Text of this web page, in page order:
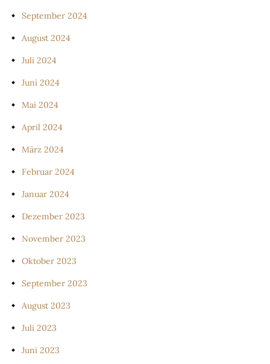
September 2024
August 2024
Juli 2024
Juni 2024
Mai 2024
April 2024
März 2024
Februar 2024
Januar 2024
Dezember 2023
November 2023
Oktober 2023
September 2023
August 2023
Juli 2023
Juni 2023